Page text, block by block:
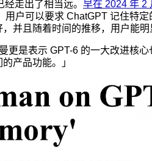
走出了相当远。 早在 2024 年 2
用户可以要求 ChatGPT 记住特
并且随着时间的推移，用户能明
更是表示 GPT-6 的一大改进核
产品功能。」